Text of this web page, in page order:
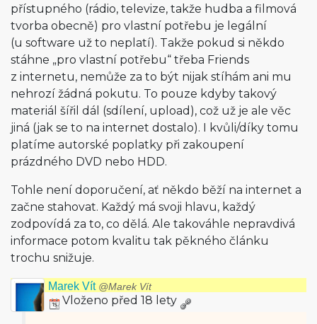
přístupného (rádio, televize, takže hudba a filmová
tvorba obecně) pro vlastní potřebu je legální
(u software už to neplatí). Takže pokud si někdo
stáhne „pro vlastní potřebu“ třeba Friends
z internetu, nemůže za to být nijak stíhám ani mu
nehrozí žádná pokutu. To pouze kdyby takový
materiál šířil dál (sdílení, upload), což už je ale věc
jiná (jak se to na internet dostalo). I kvůli/díky tomu
platíme autorské poplatky při zakoupení
prázdného DVD nebo HDD.
Tohle není doporučení, ať někdo běží na internet a
začne stahovat. Každý má svoji hlavu, každý
zodpovídá za to, co dělá. Ale takováhle nepravdivá
informace potom kvalitu tak pěkného článku
trochu snižuje.
Marek Vít @Marek Vít
Vloženo před 18 lety